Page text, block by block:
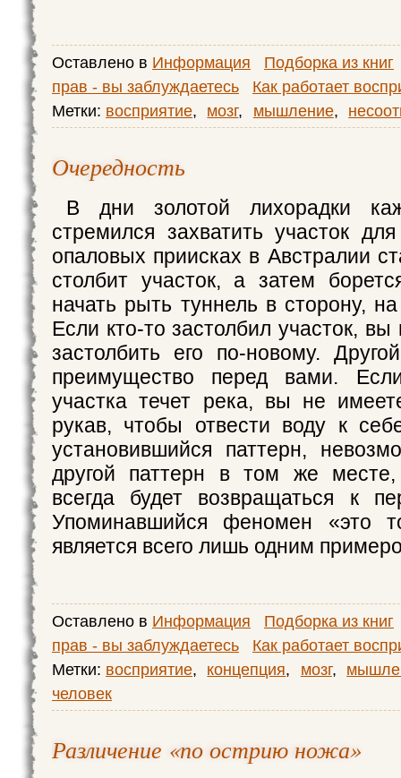
Оставлено в Информация
Подборка из книг
прав - вы заблуждаетесь
Как работает
Метки: восприятие, мозг, мышление,
Очередность
В дни золотой лихорадки
стремился захватить участок
опаловых приисках в Австралии
столбит участок, а затем
начать рыть туннель в сторону,
Если кто-то застолбил участок,
застолбить его по-новому.
преимущество перед вами.
участка течет река, вы не
рукав, чтобы отвести воду к
установившийся паттерн,
другой паттерн в том же месте,
всегда будет возвращаться к
Упоминавшийся феномен «это
является всего лишь одним
Оставлено в Информация
Подборка из книг
прав - вы заблуждаетесь
Как работает
Метки: восприятие, концепция, мозг,
человек
Различение «по острию ножа»